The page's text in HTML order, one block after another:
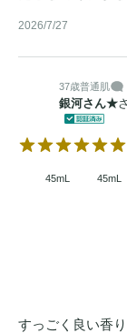
2026/7/27
37歳普通肌
銀河さん★
45mL 45mL
すっごく良い香